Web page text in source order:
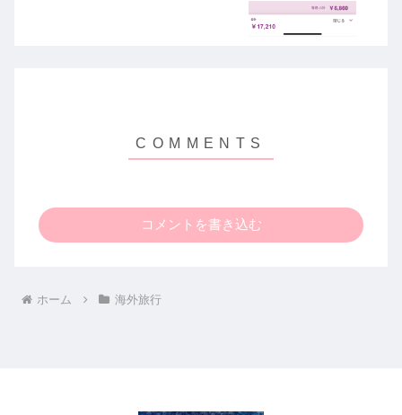
コメントを書き込む
ホーム 海外旅行